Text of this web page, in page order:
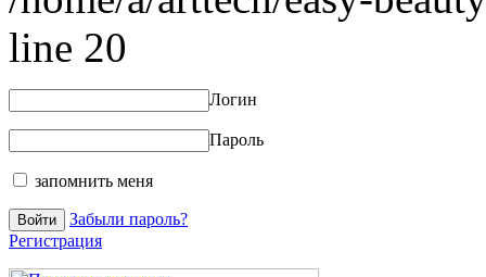
line 20
Логин
Пароль
запомнить меня
Забыли пароль?
Регистрация